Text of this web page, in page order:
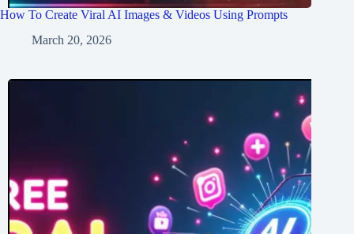
How To Create Viral AI Images & Videos Using Prompts
March 20, 2026